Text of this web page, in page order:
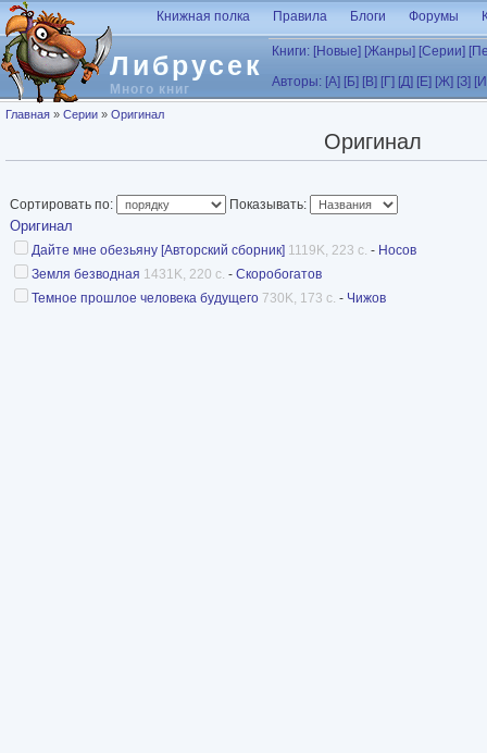
Перейти к основному содержанию
Либрусек
Много книг
Книжная полка Правила Блоги Форумы
Книги: [Новые] [Жанры] [Серии]
Авторы: [А] [Б] [В] [Г] [Д] [Е] [Ж] [З]
Вы здесь
Главная » Серии » Оригинал
Оригинал
Сортировать по: Показывать:
Оригинал
Дайте мне обезьяну [Авторский сборник] 1119K, 223 с. - Носов
Земля безводная 1431K, 220 с. - Скоробогатов
Темное прошлое человека будущего 730K, 173 с. - Чижов